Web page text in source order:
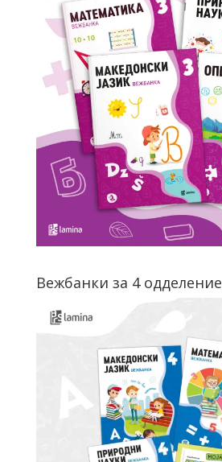
Вежбанки за 4 одделение